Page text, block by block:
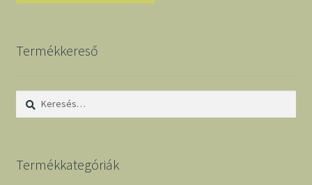
Termékkereső
Keresés:
Termékkategóriák